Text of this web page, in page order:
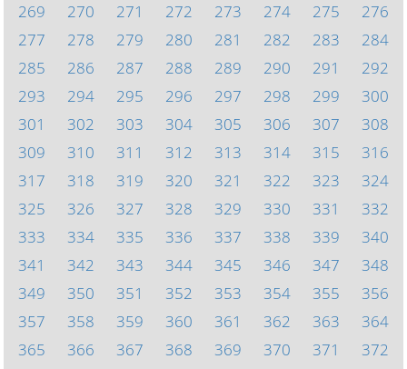
269
270 271 272 273 274 275
276
277
278 279 280 281 282 283
284
285
286 287 288 289 290 291
292
293
294 295 296 297 298 299
300
301
302 303 304 305 306 307
308
309
310 311 312 313 314 315
316
317
318 319 320 321 322 323
324
325
326 327 328 329 330 331
332
333
334 335 336 337 338 339
340
341
342 343 344 345 346 347
348
349
350 351 352 353 354 355
356
357
358 359 360 361 362 363
364
365
366 367 368 369 370 371
372